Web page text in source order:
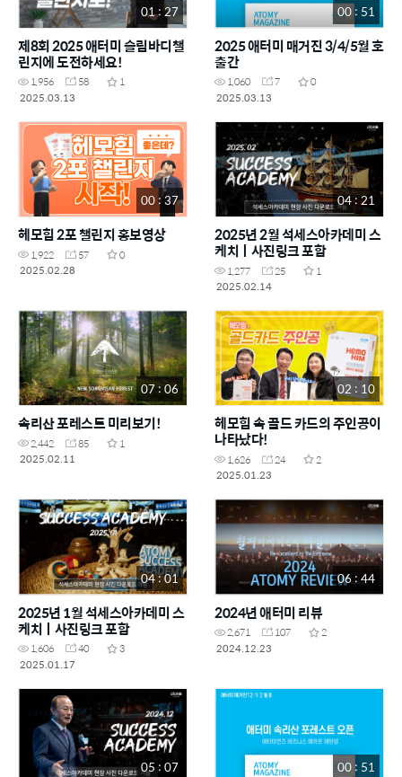
01 : 27
제8회 2025 애터미 슬림바디챌
린지에 도전하세요!
1,956 58
1
2025.03.13
00 : 51
2025 애터미 매거진 3/4/5월 호
출간
1,060 7
0
2025.03.13
00 : 37
헤모힘 2포 챌린지 홍보영상
1,922 57
0
2025.02.28
04 : 21
2025년 2월 석세스아카데미 스
케치ㅣ사진링크 포함
1,277 25
1
2025.02.14
07 : 06
속리산 포레스트 미리보기!
2,442 85
1
2025.02.11
02 : 10
헤모힘 속 골드 카드의 주인공이
나타났다!
1,626 24
2
2025.01.23
04 : 01
2025년 1월 석세스아카데미 스
케치ㅣ사진링크 포함
1,606 40
3
2025.01.17
06 : 44
2024년 애터미 리뷰
2,671 107
2
2024.12.23
05 : 07 00 : 51